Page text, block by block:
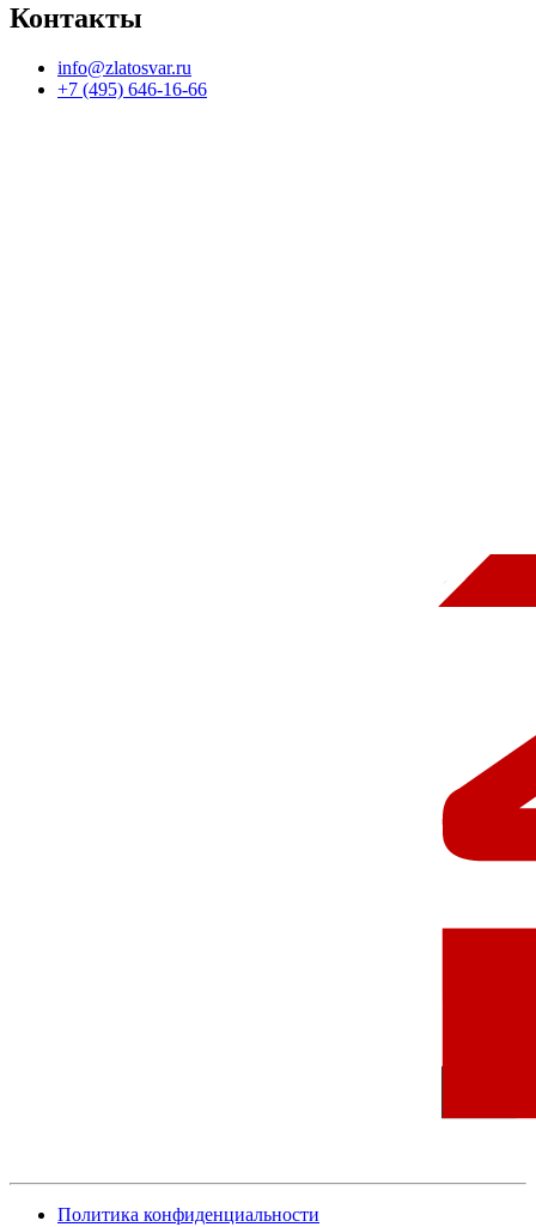
Контакты
info@zlatosvar.ru
+7 (495) 646-16-66
Политика конфиденциальности